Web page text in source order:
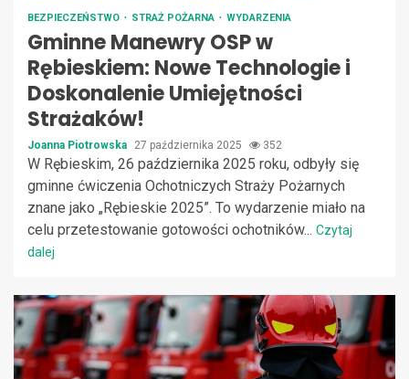
BEZPIECZEŃSTWO STRAŻ POŻARNA WYDARZENIA
Gminne Manewry OSP w
Rębieskiem: Nowe Technologie i
Doskonalenie Umiejętności
Strażaków!
Joanna Piotrowska 27 października 2025 352
W Rębieskim, 26 października 2025 roku, odbyły się
gminne ćwiczenia Ochotniczych Straży Pożarnych
znane jako „Rębieskie 2025”. To wydarzenie miało na
celu przetestowanie gotowości ochotników... Czytaj
dalej